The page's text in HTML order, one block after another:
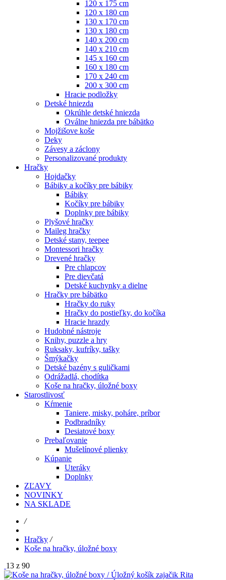
120 x 175 cm
120 x 180 cm
130 x 170 cm
130 x 180 cm
140 x 200 cm
140 x 210 cm
145 x 160 cm
160 x 180 cm
170 x 240 cm
200 x 300 cm
Hracie podložky
Detské hniezda
Okrúhle detské hniezda
Oválne hniezda pre bábätko
Mojžišove koše
Deky
Závesy a záclony
Personalizované produkty
Hračky
Hojdačky
Bábiky a kočíky pre bábiky
Bábiky
Kočíky pre bábiky
Doplnky pre bábiky
Plyšové hračky
Maileg hračky
Detské stany, teepee
Montessori hračky
Drevené hračky
Pre chlapcov
Pre dievčatá
Detské kuchynky a dielne
Hračky pre bábätko
Hračky do ruky
Hračky do postieľky, do kočíka
Hracie hrazdy
Hudobné nástroje
Knihy, puzzle a hry
Ruksaky, kufríky, tašky
Šmýkačky
Detské bazény s guličkami
Odrážadlá, chodítka
Koše na hračky, úložné boxy
Starostlivosť
Kŕmenie
Taniere, misky, poháre, príbor
Podbradníky
Desiatové boxy
Prebaľovanie
Mušelínové plienky
Kúpanie
Uteráky
Doplnky
ZĽAVY
NOVINKY
NA SKLADE
/
Hračky /
Koše na hračky, úložné boxy
13 z 90